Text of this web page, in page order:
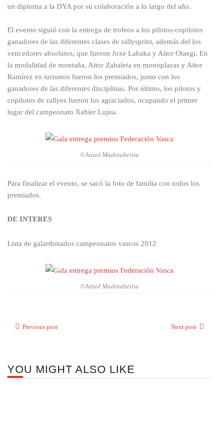
un diploma a la DYA por su colaboración a lo largo del año.
El evento siguió con la entrega de trofeos a los pilotos-copilotos
ganadores de las diferentes clases de rallysprint, además del los
vencedores absolutos, que fueron Joxe Labaka y Aitor Otaegi. En
la modalidad de montaña, Aitor Zabaleta en monoplazas y Aitor
Ramírez en turismos fueron los premiados, junto con los
ganadores de las diferentes disciplinas. Por último, los pilotos y
copilotos de rallyes fueron los agraciados, ocupando el primer
lugar del campeonato Xabier Lujua.
©Aitzol Madinabeitia
Para finalizar el evento, se sacó la foto de familia con todos los
premiados.
DE INTERES
Lista de galardonados campeonatos vascos 2012
©Aitzol Madinabeitia
Previous post Next post
YOU MIGHT ALSO LIKE